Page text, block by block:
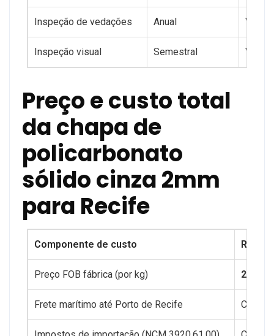
Inspeção de vedações Anual
Inspeção visual Semestral
Preço e custo total
da chapa de
policarbonato
sólido cinza 2mm
para Recife
Componente de custo
Preço FOB fábrica (por kg) 2–3
Frete marítimo até Porto de Recife